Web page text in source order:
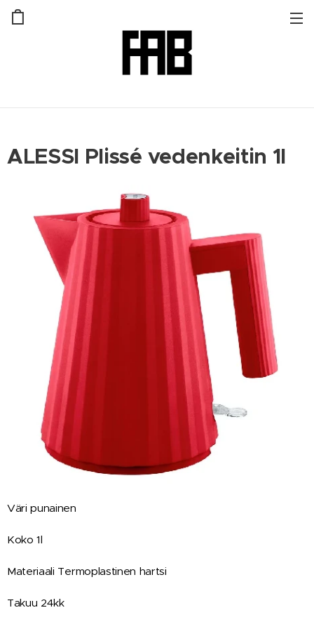
ALESSI Plissé vedenkeitin 1l
Väri punainen
Koko 1l
Materiaali Termoplastinen hartsi
Takuu 24kk